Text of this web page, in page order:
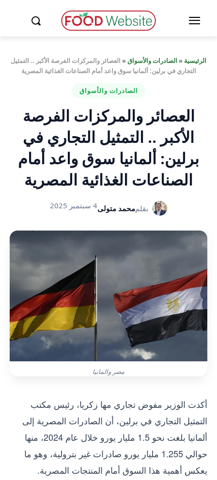
الرئيسية « الصادرات والأسواق« العصائر والمركزات الفرصة الأكبر .. التمثيل
التجاري في برلين: ألمانيا سوق واعد أمام الصناعات الغذائية المصرية
الصادرات والأسواق
العصائر والمركزات الفرصة
الأكبر .. التمثيل التجاري في
برلين: ألمانيا سوق واعد أمام
الصناعات الغذائية المصرية
بقلممحمد متولى4 سبتمبر 2025
مصر والمانيا
أكدت الوزير مفوض تجاري مها زكريا، رئيس مكتب
التمثيل التجاري في برلين، أن الصادرات المصرية إلى
ألمانيا بلغت نحو 1.5 مليار يورو خلال عام 2024، منها
حوالي 1.255 مليار يورو صادرات غير بترولية، وهو ما
يعكس أهمية هذا السوق أمام المنتجات المصرية.